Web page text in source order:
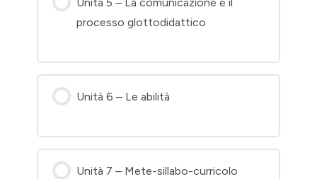
processo glottodidattico
Unità 6 – Le abilità
Unità 7 – Mete-sillabo-curricolo